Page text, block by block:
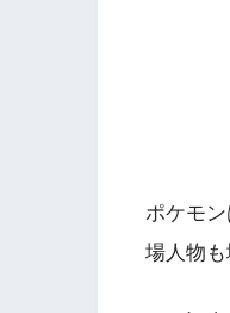
ポケモ
場人物も